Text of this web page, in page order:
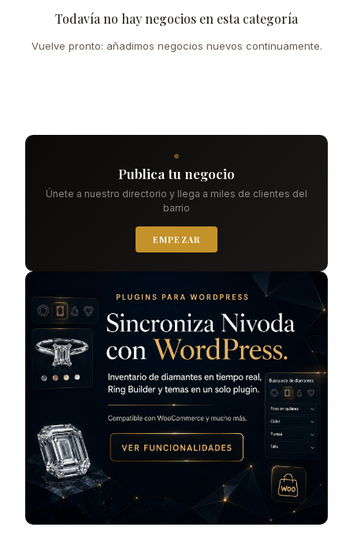
Todavía no hay negocios en esta categoría
Vuelve pronto: añadimos negocios nuevos continuamente.
Publica tu negocio
Únete a nuestro directorio y llega a miles de clientes del
barrio
EMPEZAR